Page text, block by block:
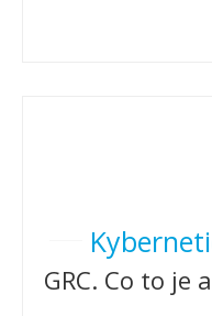
GRC. Co to je